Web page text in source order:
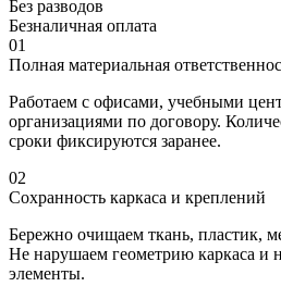
Без разводов
Безналичная оплата
01
Полная материальная
Работаем с офисами, учебными
организациями по договору.
сроки фиксируются заранее.
02
Сохранность каркаса и креплений
Бережно очищаем ткань, пластик,
Не нарушаем геометрию каркаса и
элементы.